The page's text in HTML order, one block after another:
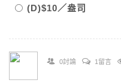
(D)$10／盎司
0討論 1留言